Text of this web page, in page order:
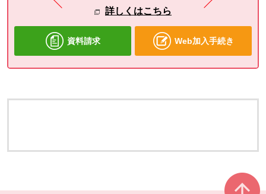
詳しくはこちら
資料請求 Web加入手続き